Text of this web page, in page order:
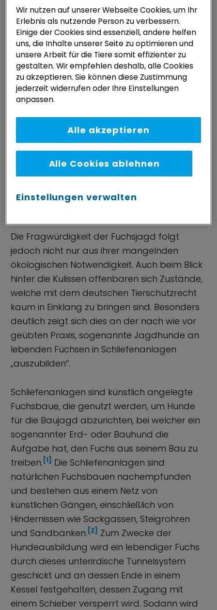
sondern vielmehr einer Intensivierung der
Landwirtschaft, der Verringerung der
Kulturpflanzenvielfalt, einer Monotonisierung
der Landschaft und dem anhaltenden
Flächenverbrauch geschuldet ist, vermögen
die vermeintlich ökologischen Gründe jedoch
nicht zu überzeugen. Vor diesem Hintergrund
erscheint die Fuchsjagd äußerst fragwürdig
und mit den Vorschriften des
Tierschutzgesetzes, welches die Tötung eines
Wirbeltieres ohne vernünftigen Grund unter
Strafe stellt, nicht vereinbar.
Hundeausbildung in
Die Fragwürdigkeit der Fuchsjagd folgt
jedoch nicht nur aus ihrer mangelnden
ökologischen Notwendigkeit. Auch beim Blick
hinter die Kulissen offenbaren sich Zustände,
welche mit dem deutschen Tierschutzrecht
kaum in Einklang zu bringen sind. Besonders
deutlich zeigt sich dies an der nach wie vor
geübten Praxis, sogenannte Jagdhunde an
lebenden Füchsen in Schliefenanlagen
„auszubilden“.
Schliefenanlagen sind künstlich angelegte
Fuchsbaue, die genutzt werden, um Hunde
für die Baujagd abzurichten, bei welcher ein
sogenannter Erd- oder Bauhund die
Aufgabe hat, den Fuchs aus seinem Bau zu
treiben. [1] Die Schliefenanlagen sind
natürlichen Fuchsbauen nachempfunden
und bestehen aus einem Netz von
künstlichen Gängen, einschließlich von
Hindernissen wie Sackgassen, Steigrohren
und Sandbänken. [2] Zum Zwecke der
Hundeausbildung wird ein lebendiger Fuchs
durch dieses unterirdische Tunnelsystem
geschickt und an dessen Ende in einem
Kessel festgehalten, dessen Zugang mit
einem Schieber versperrt wird. Sodann wird
Wir nutzen auf unserer Webseite Cookies, um Ihr
Erlebnis als nutzende Person zu verbessern.
Einige der Cookies sind essenziell, andere helfen
uns, die Inhalte unserer Seite zu optimieren und
unsere Arbeit für die Tiere somit effizienter zu
gestalten. Wir empfehlen deshalb, alle Cookies
zu akzeptieren. Sie können diese Zustimmung
jederzeit widerrufen oder Ihre Einstellungen
anpassen.
Einstellungen verwalten
Alle Cookies ablehnen
Alle akzeptieren